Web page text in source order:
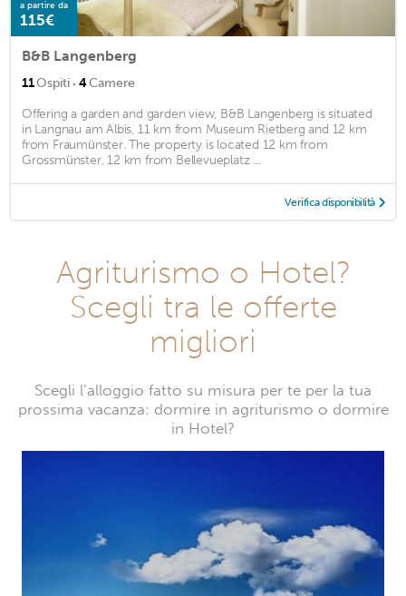
a partire da
115€
B&B Langenberg
11Ospiti · 4Camere
Offering a garden and garden view, B&B Langenberg is situated
in Langnau am Albis, 11 km from Museum Rietberg and 12 km
from Fraumünster. The property is located 12 km from
Grossmünster, 12 km from Bellevueplatz ...
Verifica disponibilità
Agriturismo o Hotel?
Scegli tra le offerte
migliori
Scegli l’alloggio fatto su misura per te per la tua
prossima vacanza: dormire in agriturismo o dormire
in Hotel?